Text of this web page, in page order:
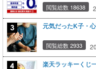
閲覧総数 18638
元気だったK子・
閲覧総数 2933
楽天ラッキーくじ